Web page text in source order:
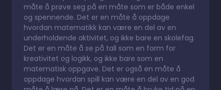
måte å prøve seg på en måte som er både enkel
og spennende. Det er en måte å oppdage
hvordan matematikk kan være en del av en
underholdende aktivitet, og ikke bare en skolefag.
Det er en måte å se på tall som en form for
kreativitet og logikk, og ikke bare som en
matematisk oppgave. Det er også en måte å
oppdage hvordan spill kan være en del av en god